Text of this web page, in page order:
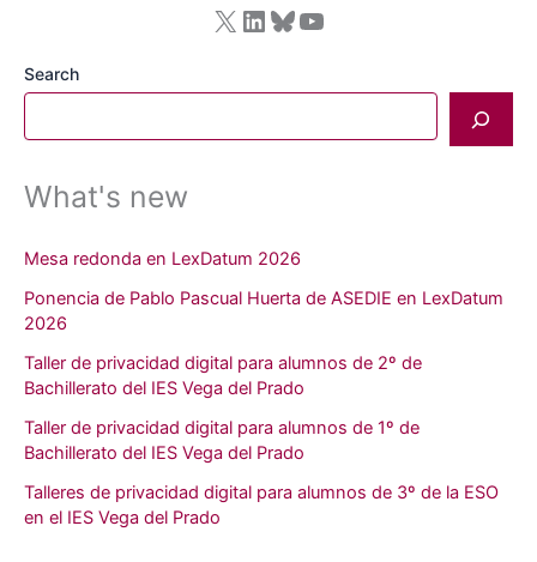
X LinkedIn Bluesky YouTube
Search
What's new
Mesa redonda en LexDatum 2026
Ponencia de Pablo Pascual Huerta de ASEDIE en LexDatum
2026
Taller de privacidad digital para alumnos de 2º de
Bachillerato del IES Vega del Prado
Taller de privacidad digital para alumnos de 1º de
Bachillerato del IES Vega del Prado
Talleres de privacidad digital para alumnos de 3º de la ESO
en el IES Vega del Prado